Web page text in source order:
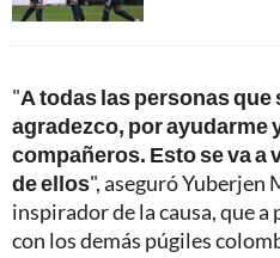
"A todas las personas que
agradezco, por ayudarme
compañeros. Esto se va a
de ellos", aseguró Yuberjen
inspirador de la causa, que
con los demás púgiles